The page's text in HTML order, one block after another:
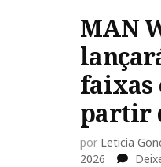
MAN
faixas
partir
por Leticia
2026